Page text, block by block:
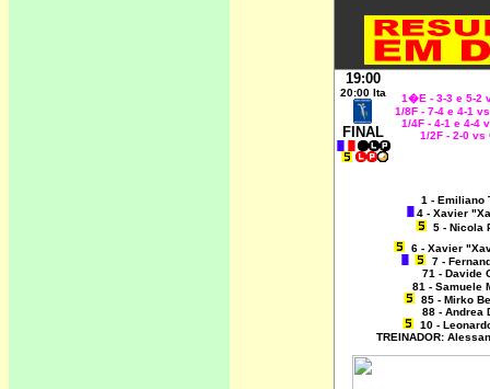
19:00
20:00 Ita
FINAL
1�E - 3-3 e 5-2
1/8F - 7-4 e 4-1
1/4F - 4-1 e 4-4
1/2F - 2-0 vs
1 - Emiliano
4 - Xavier
5 - Nicola
6 - Xavier
7 -
71 - Davide
81 - Samuele
85 - Mirko
88 - Andrea
10 -
TREINADOR: